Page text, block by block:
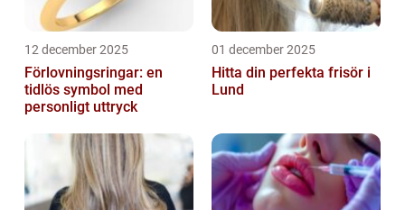
12 december 2025
Förlovningsringar: en
tidlös symbol med
personligt uttryck
01 december 2025
Hitta din perfekta frisör i
Lund